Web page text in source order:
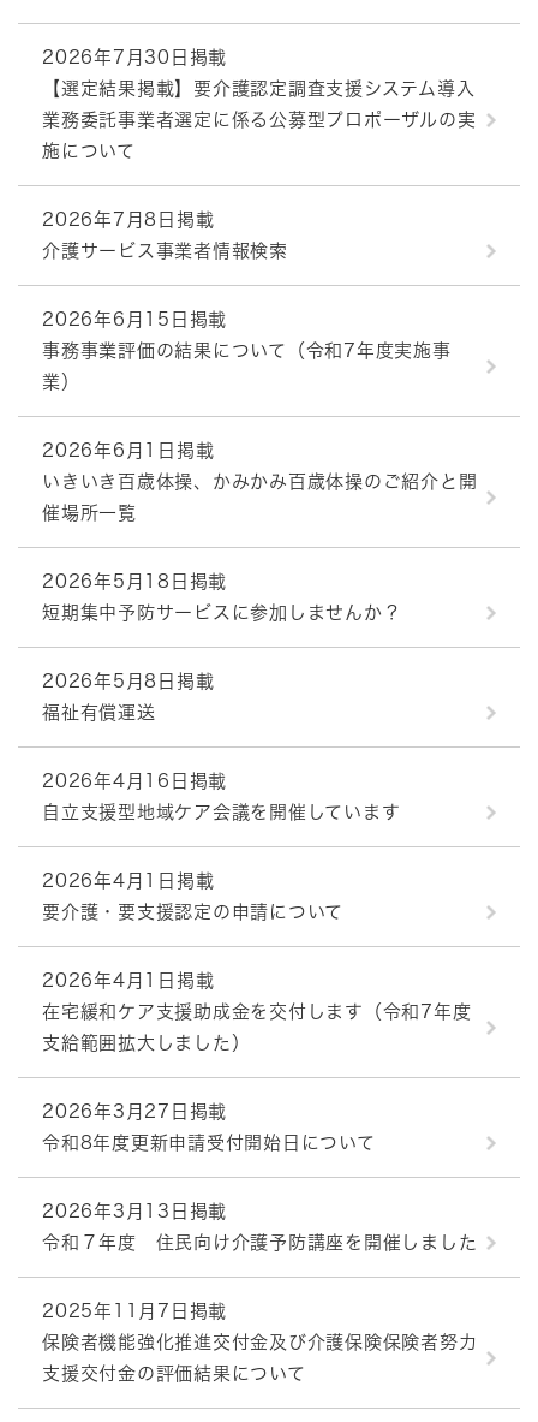
2026年7月30日掲載
【選定結果掲載】要介護認定調査支援システム導入
業務委託事業者選定に係る公募型プロポーザルの実
施について
2026年7月8日掲載
介護サービス事業者情報検索
2026年6月15日掲載
事務事業評価の結果について（令和7年度実施事
業）
2026年6月1日掲載
いきいき百歳体操、かみかみ百歳体操のご紹介と開
催場所一覧
2026年5月18日掲載
短期集中予防サービスに参加しませんか？
2026年5月8日掲載
福祉有償運送
2026年4月16日掲載
自立支援型地域ケア会議を開催しています
2026年4月1日掲載
要介護・要支援認定の申請について
2026年4月1日掲載
在宅緩和ケア支援助成金を交付します（令和7年度
支給範囲拡大しました）
2026年3月27日掲載
令和8年度更新申請受付開始日について
2026年3月13日掲載
令和７年度 住民向け介護予防講座を開催しました
2025年11月7日掲載
保険者機能強化推進交付金及び介護保険保険者努力
支援交付金の評価結果について